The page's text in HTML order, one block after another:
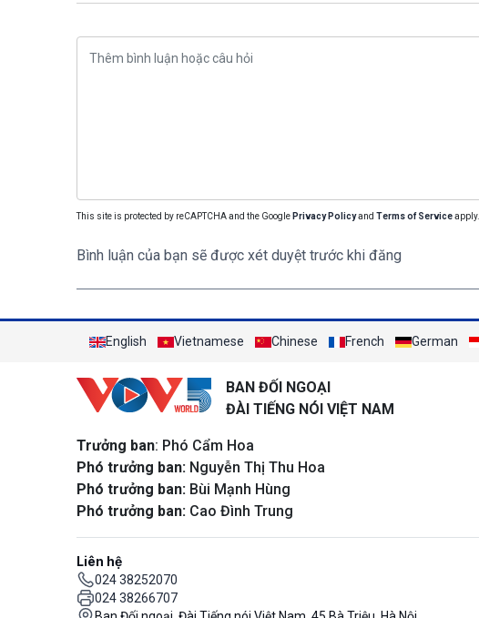
This site is protected by reCAPTCHA and the Google Privacy Policyand Terms of Serviceapply.
Bình luận của bạn sẽ được xét duyệt trước khi đăng
English Vietnamese Chinese French German
BAN ĐỐI NGOẠI
ĐÀI TIẾNG NÓI VIỆT NAM
Trưởng ban: Phó Cẩm Hoa
Phó trưởng ban: Nguyễn Thị Thu Hoa
Phó trưởng ban: Bùi Mạnh Hùng
Phó trưởng ban: Cao Đình Trung
Liên hệ
024 38252070
024 38266707